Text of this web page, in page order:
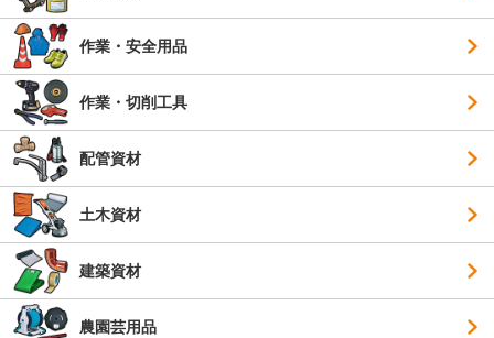
作業・安全用品
作業・切削工具
配管資材
土木資材
建築資材
農園芸用品